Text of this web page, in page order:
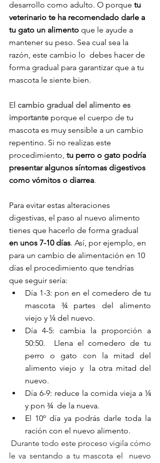
desarrollo como adulto. O porque tu
veterinario te ha recomendado darle a
tu gato un alimento que le ayude a
mantener su peso. Sea cual sea la
razón, este cambio lo  debes hacer de
forma gradual para garantizar que a tu
mascota le siente bien.
E l cambio gradual del alimento es
importante porque el cuerpo de tu
mascota es muy sensible a un cambio
repentino. Si no realizas este
procedimiento, tu perro o gato podría
presentar algunos síntomas digestivos
como vómitos o diarrea.
Para evitar estas alteraciones
digestivas, el paso al nuevo alimento
tienes que hacerlo de forma gradual
en unos 7-10 días. Así, por ejemplo, en
para un cambio de alimentación en 10
días el procedimiento que tendrías
que seguir sería:
Día 1-3: pon en el comedero de tu
mascota ¾ partes del alimento
viejo y ¼ del nuevo.
Día 4-5: cambia la proporción a
50:50.  Llena el comedero de tu
perro o gato con la mitad del
alimento viejo y  la otra mitad del
nuevo.
Día 6-9: reduce la comida vieja a ¼
y pon ¾  de la nueva.
El 10º día ya podrás darle toda la
ración con el nuevo alimento.
le va sentando a tu mascota el  nuevo